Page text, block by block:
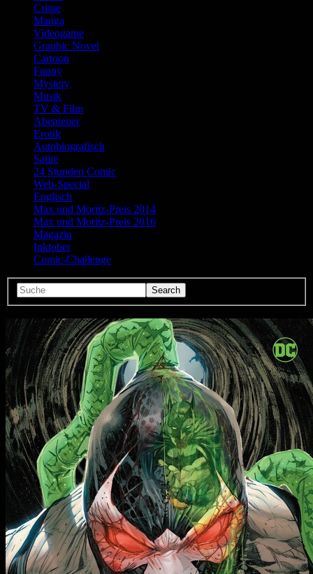
Crime
Manga
Videogame
Graphic Novel
Cartoon
Funny
Mystery
Musik
TV & Film
Abenteuer
Erotik
Autobiografisch
Satire
24 Stunden Comic
Web-Special
Englisch
Max und Moritz-Preis 2014
Max und Moritz-Preis 2016
Magazin
Inktober
Comic-Challenge